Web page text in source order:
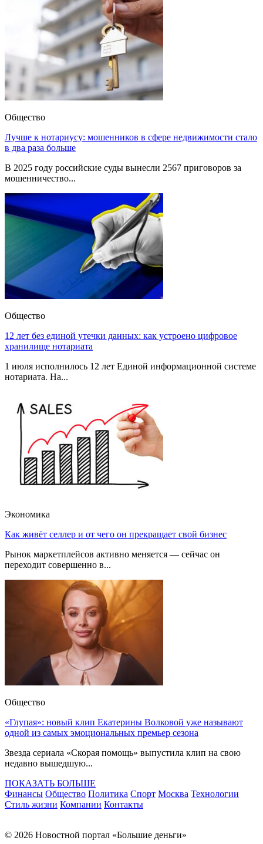
Общество
Лучше к нотариусу: мошенников в сфере недвижимости стало
в два раза больше
В 2025 году российские суды вынесли 2567 приговоров за
мошенничество...
Общество
12 лет без единой утечки данных: как устроено цифровое
хранилище нотариата
1 июля исполнилось 12 лет Единой информационной системе
нотариата. На...
Экономика
Как живёт селлер и от чего он прекращает свой бизнес
Рынок маркетплейсов активно меняется — сейчас он
переходит совершенно в...
Общество
«Глупая»: новый клип Екатерины Волковой уже называют
одной из самых эмоциональных премьер сезона
Звезда сериала «Скорая помощь» выпустила клип на свою
недавно вышедшую...
ПОКАЗАТЬ БОЛЬШЕ
Финансы Общество Политика Спорт Москва Технологии
Стиль жизни Компании Контакты
© 2026 Новостной портал «Большие деньги»